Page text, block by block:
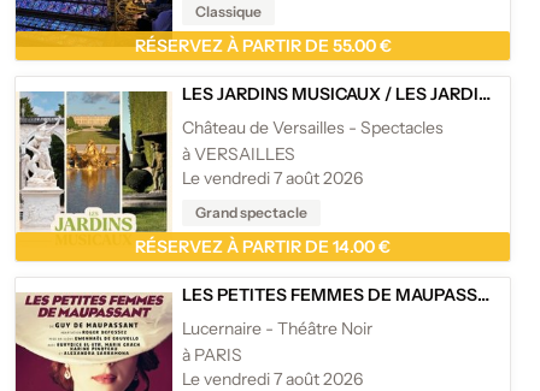
Classique
RÉSERVEZ À PARTIR DE 55.00 €
LES JARDINS MUSICAUX /LES JARDINS MUSICAUX DU CHÂTEAU DE VERSAILLES 2026
Château de Versailles - Spectacles
à VERSAILLES
Le vendredi 7 août 2026
Grand spectacle
RÉSERVEZ À PARTIR DE 14.00 €
LES PETITES FEMMES DE MAUPASSANT
Lucernaire - Théâtre Noir
à PARIS
Le vendredi 7 août 2026